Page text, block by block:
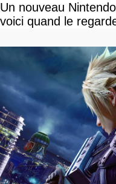
Un nouveau
voici quand le